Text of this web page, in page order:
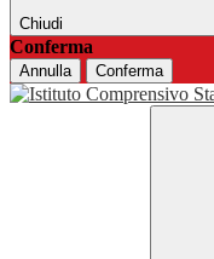
Chiudi
Conferma
Annulla Conferma